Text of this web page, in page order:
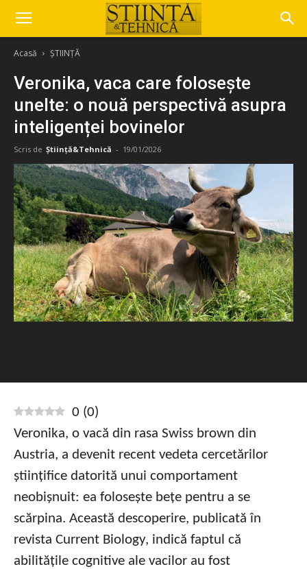
Acasă ȘTIINȚĂ
Veronika, vaca care folosește
unelte: o nouă perspectivă asupra
inteligenței bovinelor
Scris de Știință&Tehnică - 19/01/2026
0 (0)
Veronika, o vacă din rasa Swiss brown din
Austria, a devenit recent vedeta cercetărilor
științifice datorită unui comportament
neobișnuit: ea folosește bețe pentru a se
scărpina. Această descoperire, publicată în
revista Current Biology, indică faptul că
abilitățile cognitive ale vacilor au fost